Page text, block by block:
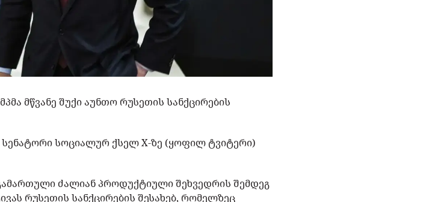
მწვანე შუქი აუნთო რუსეთის სანქცირების
სენატორი სოციალურ ქსელ X-ზე (ყოფილ ტვიტერი)
ძალიან პროდუქტიული შეხვედრის შემდეგ
რუსეთის სანქცირების შესახებ, რომელზეც